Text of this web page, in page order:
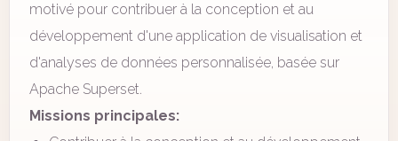
motivé pour contribuer à la conception et au
développement d'une application de visualisation et
d'analyses de données personnalisée, basée sur
Apache Superset.
Missions principales: